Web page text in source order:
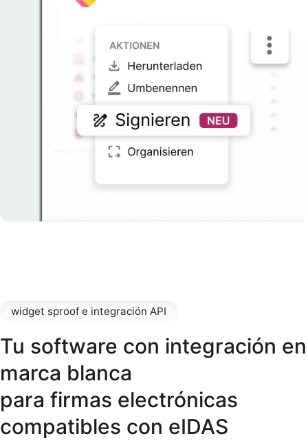
Tu software con integración en
marca blanca
para firmas electrónicas
compatibles con eIDAS
widget sproof e integración API